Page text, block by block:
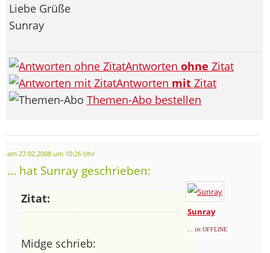
Liebe Grüße
Sunray
Antworten ohne Zitat
Antworten mit Zitat
Themen-Abo bestellen
am 27.02.2008 um 10:26 Uhr
... hat Sunray geschrieben:
Sunray
... ist OFFLINE
Zitat:
Midge schrieb: